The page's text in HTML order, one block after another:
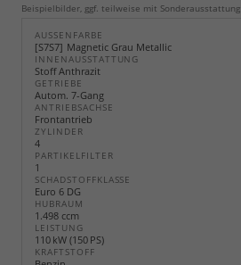
Beispielbilder, ggf. teilweise mit Sonderausstattung
AUSSENFARBE
S7S7 Magnetic Grau Metallic
INNENAUSSTATTUNG
Stoff Anthrazit
GETRIEBE
Autom. 7-Gang
ANTRIEBSACHSE
Frontantrieb
ZYLINDER
4
PARTIKELFILTER
1
SCHADSTOFFKLASSE
Euro 6 DG
HUBRAUM
1.498 ccm
LEISTUNG
110 kW (150 PS)
KRAFTSTOFF